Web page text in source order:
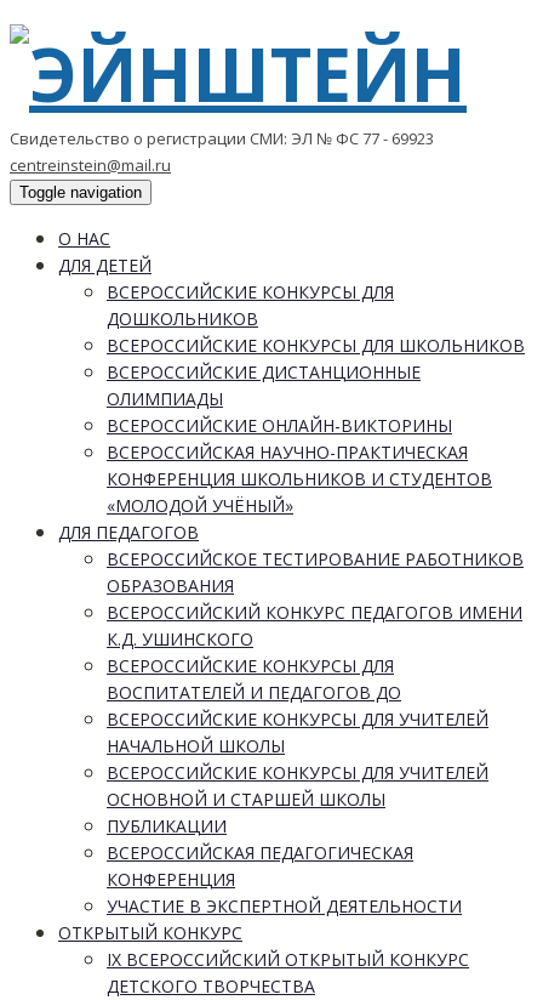
Свидетельство о регистрации СМИ: ЭЛ № ФС 77 - 69923
centreinstein@mail.ru
Toggle navigation
О НАС
ДЛЯ ДЕТЕЙ
ВСЕРОССИЙСКИЕ КОНКУРСЫ ДЛЯ
ДОШКОЛЬНИКОВ
ВСЕРОССИЙСКИЕ КОНКУРСЫ ДЛЯ ШКОЛЬНИКОВ
ВСЕРОССИЙСКИЕ ДИСТАНЦИОННЫЕ
ОЛИМПИАДЫ
ВСЕРОССИЙСКИЕ ОНЛАЙН-ВИКТОРИНЫ
ВСЕРОССИЙСКАЯ НАУЧНО-ПРАКТИЧЕСКАЯ
КОНФЕРЕНЦИЯ ШКОЛЬНИКОВ И СТУДЕНТОВ
«МОЛОДОЙ УЧЁНЫЙ»
ДЛЯ ПЕДАГОГОВ
ВСЕРОССИЙСКОЕ ТЕСТИРОВАНИЕ РАБОТНИКОВ
ОБРАЗОВАНИЯ
ВСЕРОССИЙСКИЙ КОНКУРС ПЕДАГОГОВ ИМЕНИ
К.Д. УШИНСКОГО
ВСЕРОССИЙСКИЕ КОНКУРСЫ ДЛЯ
ВОСПИТАТЕЛЕЙ И ПЕДАГОГОВ ДО
ВСЕРОССИЙСКИЕ КОНКУРСЫ ДЛЯ УЧИТЕЛЕЙ
НАЧАЛЬНОЙ ШКОЛЫ
ВСЕРОССИЙСКИЕ КОНКУРСЫ ДЛЯ УЧИТЕЛЕЙ
ОСНОВНОЙ И СТАРШЕЙ ШКОЛЫ
ПУБЛИКАЦИИ
ВСЕРОССИЙСКАЯ ПЕДАГОГИЧЕСКАЯ
КОНФЕРЕНЦИЯ
УЧАСТИЕ В ЭКСПЕРТНОЙ ДЕЯТЕЛЬНОСТИ
ОТКРЫТЫЙ КОНКУРС
IX ВСЕРОССИЙСКИЙ ОТКРЫТЫЙ КОНКУРС
ДЕТСКОГО ТВОРЧЕСТВА